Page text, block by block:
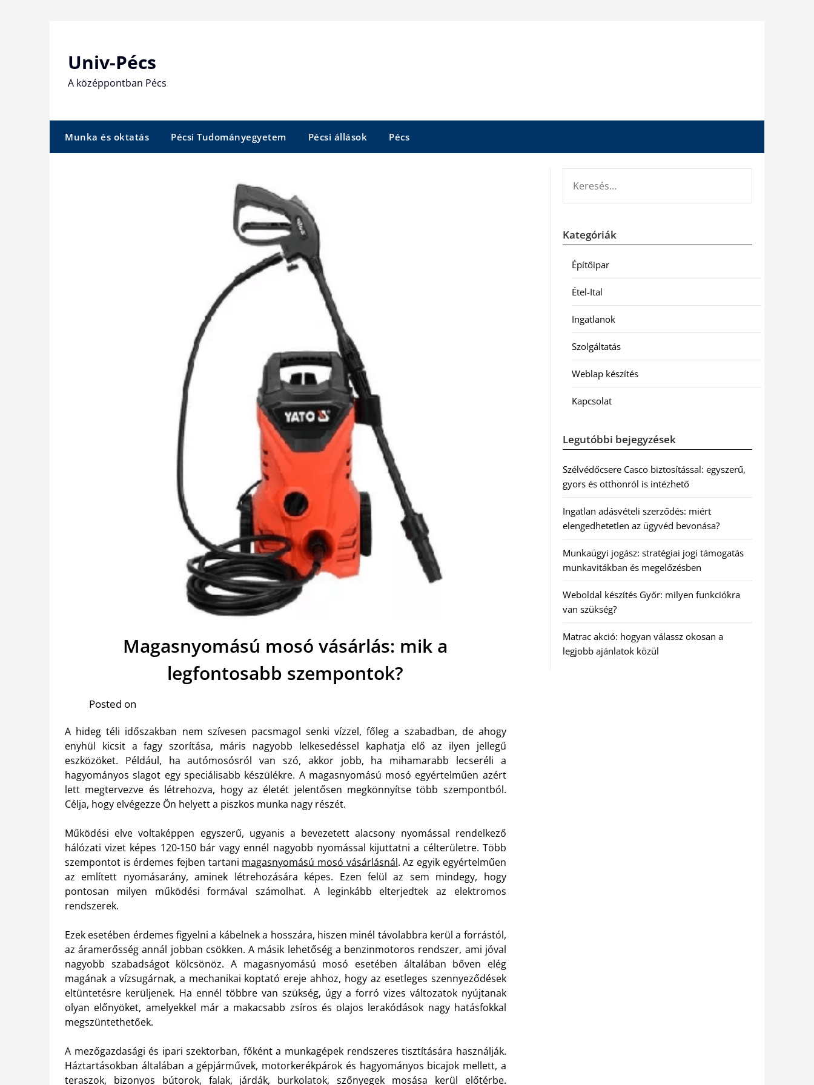
Univ-Pécs
A középpontban Pécs
Munka és oktatás Pécsi Tudományegyetem Pécsi állások Pécs
Magasnyomású mosó vásárlás: mik a
legfontosabb szempontok?
Posted on
A hideg téli időszakban nem szívesen pacsmagol senki vízzel, főleg a szabadban, de ahogy
enyhül kicsit a fagy szorítása, máris nagyobb lelkesedéssel kaphatja elő az ilyen jellegű
eszközöket. Például, ha autómosósról van szó, akkor jobb, ha mihamarabb lecseréli a
hagyományos slagot egy speciálisabb készülékre. A magasnyomású mosó egyértelműen azért
lett megtervezve és létrehozva, hogy az életét jelentősen megkönnyítse több szempontból.
Célja, hogy elvégezze Ön helyett a piszkos munka nagy részét.
Működési elve voltaképpen egyszerű, ugyanis a bevezetett alacsony nyomással rendelkező
hálózati vizet képes 120-150 bár vagy ennél nagyobb nyomással kijuttatni a célterületre. Több
szempontot is érdemes fejben tartani magasnyomású mosó vásárlásnál. Az egyik egyértelműen
az említett nyomásarány, aminek létrehozására képes. Ezen felül az sem mindegy, hogy
pontosan milyen működési formával számolhat. A leginkább elterjedtek az elektromos
rendszerek.
Ezek esetében érdemes figyelni a kábelnek a hosszára, hiszen minél távolabbra kerül a forrástól,
az áramerősség annál jobban csökken. A másik lehetőség a benzinmotoros rendszer, ami jóval
nagyobb szabadságot kölcsönöz. A magasnyomású mosó esetében általában bőven elég
magának a vízsugárnak, a mechanikai koptató ereje ahhoz, hogy az esetleges szennyeződések
eltüntetésre kerüljenek. Ha ennél többre van szükség, úgy a forró vizes változatok nyújtanak
olyan előnyöket, amelyekkel már a makacsabb zsíros és olajos lerakódások nagy hatásfokkal
megszüntethetőek.
A mezőgazdasági és ipari szektorban, főként a munkagépek rendszeres tisztítására használják.
Háztartásokban általában a gépjárművek, motorkerékpárok és hagyományos bicajok mellett, a
teraszok, bizonyos bútorok, falak, járdák, burkolatok, szőnyegek mosása kerül előtérbe.
Kategóriák
Építőipar
Étel-Ital
Ingatlanok
Szolgáltatás
Weblap készítés
Kapcsolat
Legutóbbi bejegyzések
Szélvédőcsere Casco biztosítással: egyszerű,
gyors és otthonról is intézhető
Ingatlan adásvételi szerződés: miért
elengedhetetlen az ügyvéd bevonása?
Munkaügyi jogász: stratégiai jogi támogatás
munkavitákban és megelőzésben
Weboldal készítés Győr: milyen funkciókra
van szükség?
Matrac akció: hogyan válassz okosan a
legjobb ajánlatok közül